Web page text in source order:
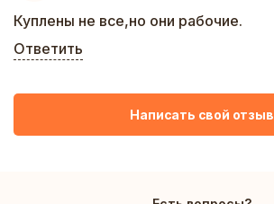
Куплены не все,но они рабочие.
Ответить
Написать свой отзыв